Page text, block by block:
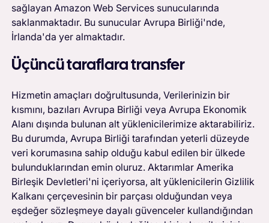
sağlayan Amazon Web Services sunucularında
saklanmaktadır. Bu sunucular Avrupa Birliği'nde,
İrlanda'da yer almaktadır.
Üçüncü taraflara transfer
Hizmetin amaçları doğrultusunda, Verilerinizin bir
kısmını, bazıları Avrupa Birliği veya Avrupa Ekonomik
Alanı dışında bulunan alt yüklenicilerimize aktarabiliriz.
Bu durumda, Avrupa Birliği tarafından yeterli düzeyde
veri korumasına sahip olduğu kabul edilen bir ülkede
bulunduklarından emin oluruz. Aktarımlar Amerika
Birleşik Devletleri'ni içeriyorsa, alt yüklenicilerin Gizlilik
Kalkanı çerçevesinin bir parçası olduğundan veya
eşdeğer sözleşmeye dayalı güvenceler kullandığından